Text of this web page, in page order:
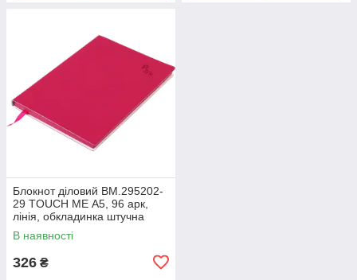
Блокнот діловий BM.295202-
29 TOUCH ME А5, 96 арк,
лінія, обкладинка штучна
шкіра, малиновий (50)
В наявності
326 ₴